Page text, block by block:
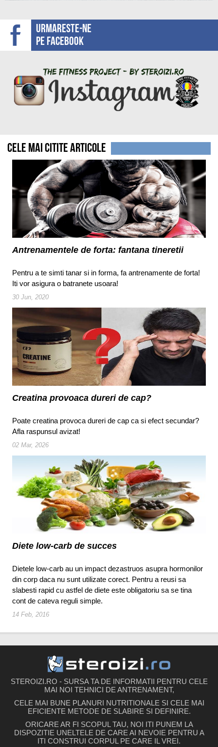
Urmareste-ne
pe facebook
Cele mai citite articole
Antrenamentele de forta: fantana tineretii
Pentru a te simti tanar si in forma, fa antrenamente de forta!
Iti vor asigura o batranete usoara!
30 Jun, 2020
Creatina provoaca dureri de cap?
Poate creatina provoca dureri de cap ca si efect secundar?
Afla raspunsul avizat!
02 Mar, 2026
Diete low-carb de succes
Dietele low-carb au un impact dezastruos asupra hormonilor
din corp daca nu sunt utilizate corect. Pentru a reusi sa
slabesti rapid cu astfel de diete este obligatoriu sa se tina
cont de cateva reguli simple.
14 Feb, 2016
STEROIZI.RO - SURSA TA DE INFORMATII PENTRU CELE
MAI NOI TEHNICI DE ANTRENAMENT,
CELE MAI BUNE PLANURI NUTRITIONALE SI CELE MAI
EFICIENTE METODE DE SLABIRE SI DEFINIRE.
ORICARE AR FI SCOPUL TAU, NOI ITI PUNEM LA
DISPOZITIE UNELTELE DE CARE AI NEVOIE PENTRU A
ITI CONSTRUI CORPUL PE CARE IL VREI.